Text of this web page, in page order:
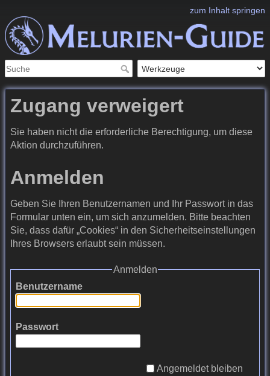
zum Inhalt springen
Zugang verweigert
Sie haben nicht die erforderliche Berechtigung, um diese
Aktion durchzuführen.
Anmelden
Geben Sie Ihren Benutzernamen und Ihr Passwort in das
Formular unten ein, um sich anzumelden. Bitte beachten
Sie, dass dafür „Cookies“ in den Sicherheitseinstellungen
Ihres Browsers erlaubt sein müssen.
Anmelden
Benutzername
Passwort
Angemeldet bleiben